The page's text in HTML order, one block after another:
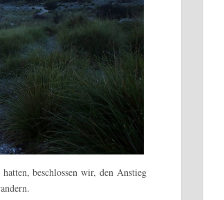
beschlossen wir, den Anstieg